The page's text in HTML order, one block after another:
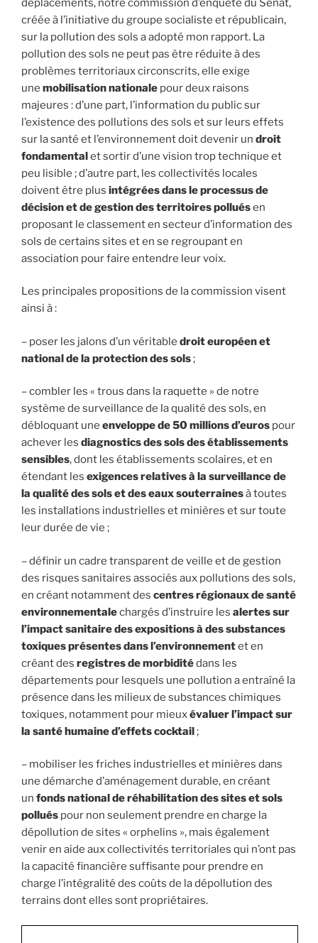
déplacements, notre commission d’enquête du Sénat,
créée à l’initiative du groupe socialiste et républicain,
sur la pollution des sols a adopté mon rapport. La
pollution des sols ne peut pas être réduite à des
problèmes territoriaux circonscrits, elle exige
une mobilisation nationale pour deux raisons
majeures : d’une part, l’information du public sur
l’existence des pollutions des sols et sur leurs effets
sur la santé et l’environnement doit devenir un droit
fondamentalet sortir d’une vision trop technique et
peu lisible ; d’autre part, les collectivités locales
doivent être plus intégrées dans le processus de
décision et de gestion des territoires polluésen
proposant le classement en secteur d’information des
sols de certains sites et en se regroupant en
association pour faire entendre leur voix.
Les principales propositions de la commission visent
ainsi à :
– poser les jalons d’un véritable droit européen et
national de la protection des sols;
– combler les « trous dans la raquette » de notre
système de surveillance de la qualité des sols, en
débloquant une enveloppe de 50 millions d’euros pour
achever les diagnostics des sols des établissements
sensibles, dont les établissements scolaires, et en
étendant les exigences relatives à la surveillance de
la qualité des sols et des eaux souterrainesà toutes
les installations industrielles et minières et sur toute
leur durée de vie ;
– définir un cadre transparent de veille et de gestion
des risques sanitaires associés aux pollutions des sols,
en créant notamment des centres régionaux de santé
environnementalechargés d’instruire les alertes sur
l’impact sanitaire des expositions à des substances
toxiques présentes dans l’environnementet en
créant des registres de morbiditédans les
départements pour lesquels une pollution a entraîné la
présence dans les milieux de substances chimiques
toxiques, notamment pour mieuxévaluer l’impact sur
la santé humaine d’effets cocktail;
– mobiliser les friches industrielles et minières dans
une démarche d’aménagement durable, en créant
un fonds national de réhabilitation des sites et sols
pollués pour non seulement prendre en charge la
dépollution de sites « orphelins », mais également
venir en aide aux collectivités territoriales qui n’ont pas
la capacité financière suffisante pour prendre en
charge l’intégralité des coûts de la dépollution des
terrains dont elles sont propriétaires.